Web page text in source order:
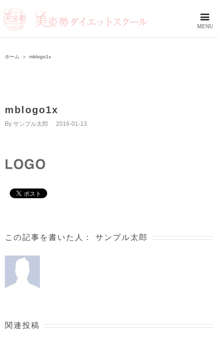
ホーム ＞ mblogo1x
mblogo1x
By サンプル太郎 2016-01-13
この記事を書いた人： サンプル太郎
関連投稿